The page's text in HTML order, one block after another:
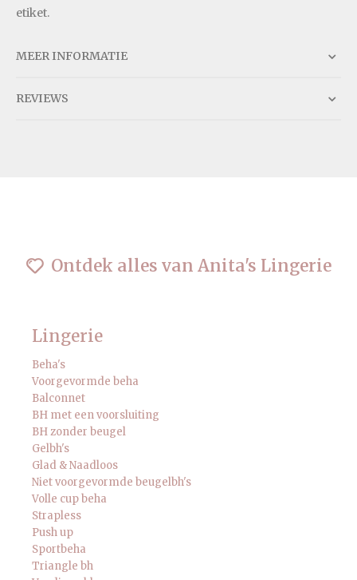
etiket.
MEER INFORMATIE
REVIEWS
Ontdek alles van Anita's Lingerie
Lingerie
Beha's
Voorgevormde beha
Balconnet
BH met een voorsluiting
BH zonder beugel
Gelbh's
Glad & Naadloos
Niet voorgevormde beugelbh's
Volle cup beha
Strapless
Push up
Sportbeha
Triangle bh